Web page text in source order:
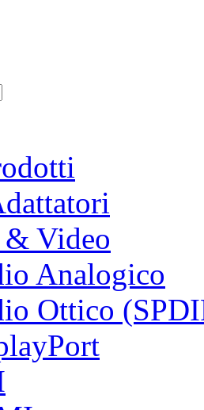
Video
Analogico
Ottico